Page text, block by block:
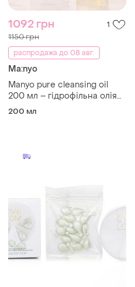
1092 грн 1
1150 грн
распродажа до 08 авг.
Ma:nyo
Manyo pure cleansing oil
200 мл – гідрофільна олія
для очищення обличчя,
200 мл